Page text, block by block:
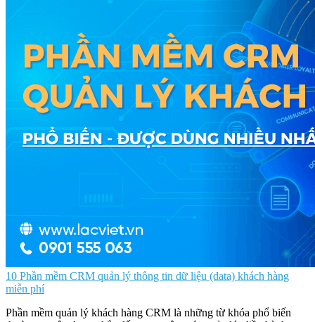
10 Phần mềm CRM quản lý thông tin dữ liệu (data) khách hàng
miễn phí
Phần mềm quản lý khách hàng CRM là những từ khóa phổ biến